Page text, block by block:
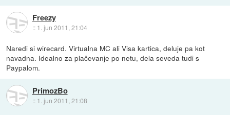
Freezy
:: 1. jun 2011, 21:04
Naredi si wirecard. Virtualna MC ali Visa kartica, deluje pa kot
navadna. Idealno za plačevanje po netu, dela seveda tudi s
Paypalom.
PrimozBo
:: 1. jun 2011, 21:08